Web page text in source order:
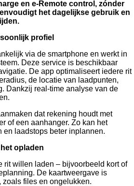
en e-Remote control, zónder
het dagelijkse gebruik en
profiel
via de smartphone en werkt in
Deze service is beschikbaar
De app optimaliseert iedere rit
de locatie van laadpunten,
Dankzij real-time analyse van de
dat rekening houdt met
of een aanhanger. Zo kan het
en laadstops beter inplannen.
opladen
rit willen laden – bijvoorbeeld kort of
De kaartweergave is
files en ongelukken.